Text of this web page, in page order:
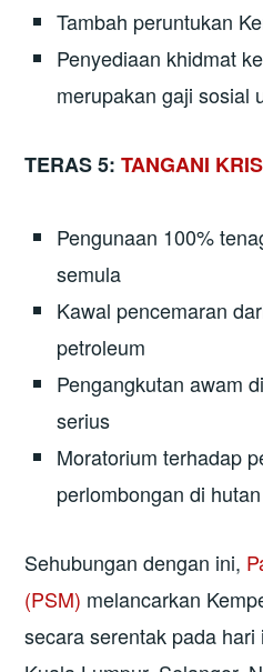
Tambah peruntukan
Penyediaan khidmat
merupakan gaji sosial
TERAS 5:TANGANI
Pengunaan 100%
semula
Kawal pencemaran
petroleum
Pengangkutan awam
serius
Moratorium terhadap
perlombongan di
Sehubungan dengan ini,
(PSM) melancarkan
secara serentak pada hari